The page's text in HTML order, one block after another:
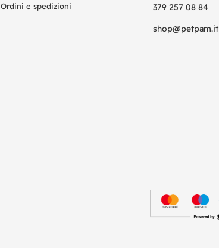
Ordini e spedizioni
379 257 08 84
shop@petpam.it